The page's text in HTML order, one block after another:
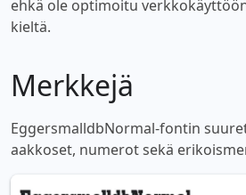
ehkä ole optimoitu
kieltä.
Merkkejä
EggersmalldbNormal-fontin
aakkoset, numerot sekä